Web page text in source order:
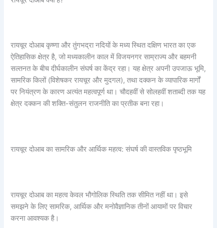
रायचूर दोआब कृष्णा और तुंगभद्रा नदियों के मध्य स्थित दक्षिण भारत का एक
ऐतिहासिक क्षेत्र है, जो मध्यकालीन काल में विजयनगर साम्राज्य और बहमनी
सल्तनत के बीच दीर्घकालीन संघर्ष का केंद्र रहा। यह क्षेत्र अपनी उपजाऊ भूमि,
सामरिक किलों (विशेषकर रायचूर और मुदगल), तथा दक्कन के व्यापारिक मार्गों
पर नियंत्रण के कारण अत्यंत महत्वपूर्ण था। चौदहवीं से सोलहवीं शताब्दी तक यह
क्षेत्र दक्कन की शक्ति-संतुलन राजनीति का प्रतीक बना रहा।
रायचूर दोआब का सामरिक और आर्थिक महत्व: संघर्ष की वास्तविक पृष्ठभूमि
रायचूर दोआब का महत्व केवल भौगोलिक स्थिति तक सीमित नहीं था। इसे
समझने के लिए सामरिक, आर्थिक और मनोवैज्ञानिक तीनों आयामों पर विचार
करना आवश्यक है।